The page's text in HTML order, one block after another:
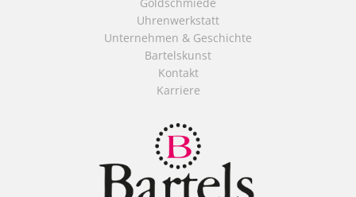
Uhrenwerkstatt
Unternehmen & Geschichte
Bartelskunst
Kontakt
Karriere